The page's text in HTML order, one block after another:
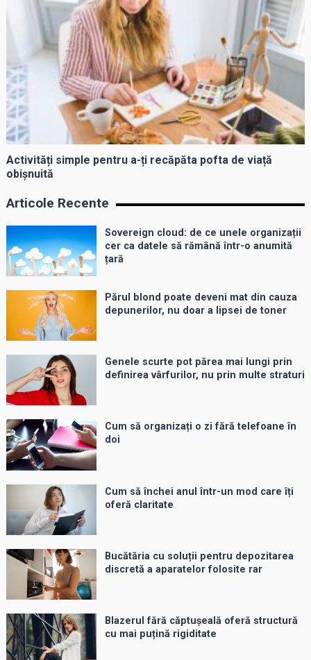
Activități simple pentru a-ți recăpăta pofta de viață
obișnuită
Articole Recente
Sovereign cloud: de ce unele organizații
cer ca datele să rămână într-o anumită
țară
Părul blond poate deveni mat din cauza
depunerilor, nu doar a lipsei de toner
Genele scurte pot părea mai lungi prin
definirea vârfurilor, nu prin multe straturi
Cum să organizați o zi fără telefoane în
doi
Cum să închei anul într-un mod care îți
oferă claritate
Bucătăria cu soluții pentru depozitarea
discretă a aparatelor folosite rar
Blazerul fără căptușeală oferă structură
cu mai puțină rigiditate